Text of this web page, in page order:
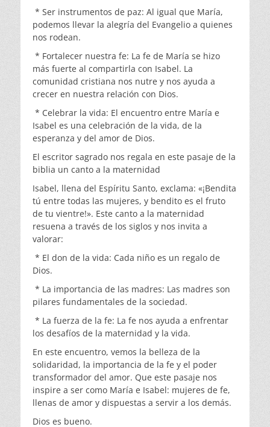
* Ser instrumentos de paz: Al igual que María,
podemos llevar la alegría del Evangelio a quienes
nos rodean.
* Fortalecer nuestra fe: La fe de María se hizo
más fuerte al compartirla con Isabel. La
comunidad cristiana nos nutre y nos ayuda a
crecer en nuestra relación con Dios.
* Celebrar la vida: El encuentro entre María e
Isabel es una celebración de la vida, de la
esperanza y del amor de Dios.
El escritor sagrado nos regala en este pasaje de la
biblia un canto a la maternidad
Isabel, llena del Espíritu Santo, exclama: «¡Bendita
tú entre todas las mujeres, y bendito es el fruto
de tu vientre!». Este canto a la maternidad
resuena a través de los siglos y nos invita a
valorar:
* El don de la vida: Cada niño es un regalo de
Dios.
* La importancia de las madres: Las madres son
pilares fundamentales de la sociedad.
* La fuerza de la fe: La fe nos ayuda a enfrentar
los desafíos de la maternidad y la vida.
En este encuentro, vemos la belleza de la
solidaridad, la importancia de la fe y el poder
transformador del amor. Que este pasaje nos
inspire a ser como María e Isabel: mujeres de fe,
llenas de amor y dispuestas a servir a los demás.
Dios es bueno.